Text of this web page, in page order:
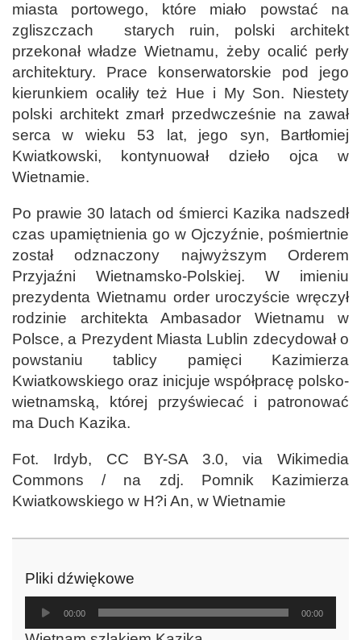
miasta portowego, które miało powstać na
zgliszczach starych ruin, polski architekt
przekonał władze Wietnamu, żeby ocalić perły
architektury. Prace konserwatorskie pod jego
kierunkiem ocaliły też Hue i My Son. Niestety
polski architekt zmarł przedwcześnie na zawał
serca w wieku 53 lat, jego syn, Bartłomiej
Kwiatkowski, kontynuował dzieło ojca w
Wietnamie.
Po prawie 30 latach od śmierci Kazika nadszedł
czas upamiętnienia go w Ojczyźnie, pośmiertnie
został odznaczony najwyższym Orderem
Przyjaźni Wietnamsko-Polskiej. W imieniu
prezydenta Wietnamu order uroczyście wręczył
rodzinie architekta Ambasador Wietnamu w
Polsce, a Prezydent Miasta Lublin zdecydował o
powstaniu tablicy pamięci Kazimierza
Kwiatkowskiego oraz inicjuje współpracę polsko-
wietnamską, której przyświecać i patronować
ma Duch Kazika.
Fot. Irdyb, CC BY-SA 3.0, via Wikimedia
Commons / na zdj. Pomnik Kazimierza
Kwiatkowskiego w H?i An, w Wietnamie
Pliki dźwiękowe
Odtwarzacz
plików
00:00 00:00